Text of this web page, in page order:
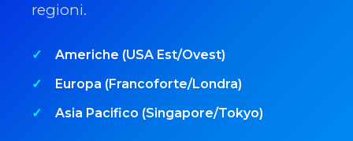
regioni.
Americhe (USA Est/Ovest)
Europa (Francoforte/Londra)
Asia Pacifico (Singapore/Tokyo)